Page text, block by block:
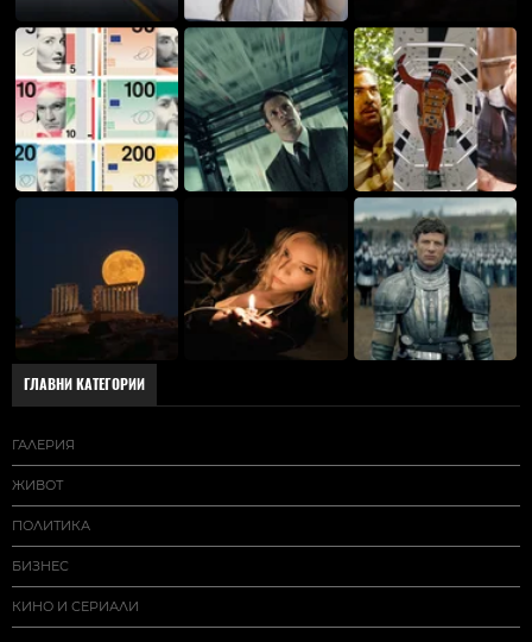
ГЛАВНИ КАТЕГОРИИ
ГАЛЕРИЯ
ЖИВОТ
ПОЛИТИКА
БИЗНЕС
КИНО И СЕРИАЛИ